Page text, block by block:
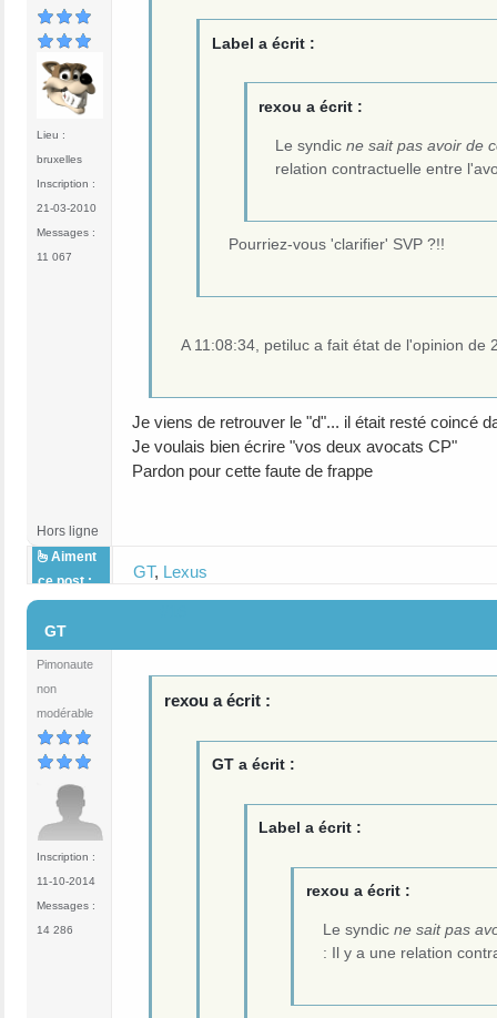
Lieu :
bruxelles
Inscription :
21-03-2010
Messages :
11 067
Label a écrit :
rexou a écrit :
Le syndicne sait pas avoir de
relation contractuelle entre
Pourriez-vous 'clarifier' SVP ?!!
A 11:08:34, petiluc a fait état de l'opinion de
Je viens de retrouver le "d"... il était resté coincé
Je voulais bien écrire "vos deux avocats CP"
Pardon pour cette faute de frappe
Hors ligne
Aiment
ce post :
GT, Lexus
GT
Pimonaute
non
modérable
Inscription :
11-10-2014
Messages :
14 286
rexou a écrit :
GT a écrit :
Label a écrit :
rexou a écrit :
Le syndic ne sait pas
: Il y a une relation